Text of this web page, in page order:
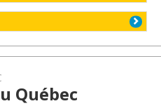
Québec